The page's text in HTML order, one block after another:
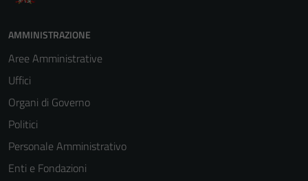
AMMINISTRAZIONE
Aree Amministrative
Uffici
Organi di Governo
Politici
Personale Amministrativo
Enti e Fondazioni